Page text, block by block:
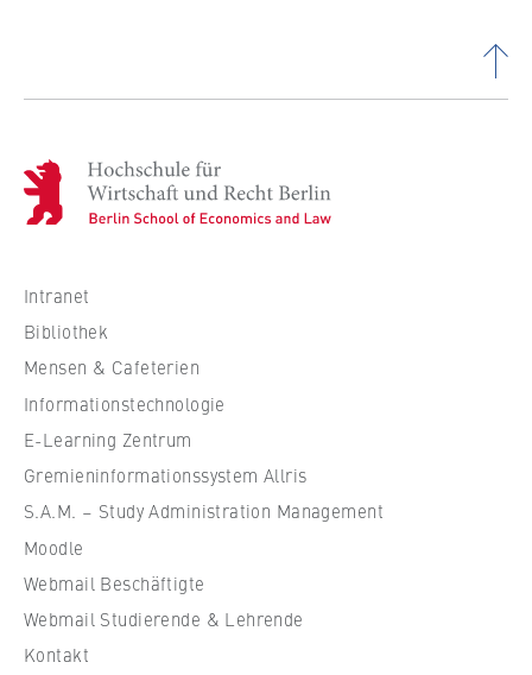
H
o
c
s
c
u
l
e
f
i
r
t
Intranet
Bibliothek
Mensen & Cafeterien
Informationstechnologie
E-Learning Zentrum
Gremieninformationssystem Allris
S.A.M. – Study Administration Management
Moodle
Webmail Beschäftigte
Webmail Studierende & Lehrende
Kontakt